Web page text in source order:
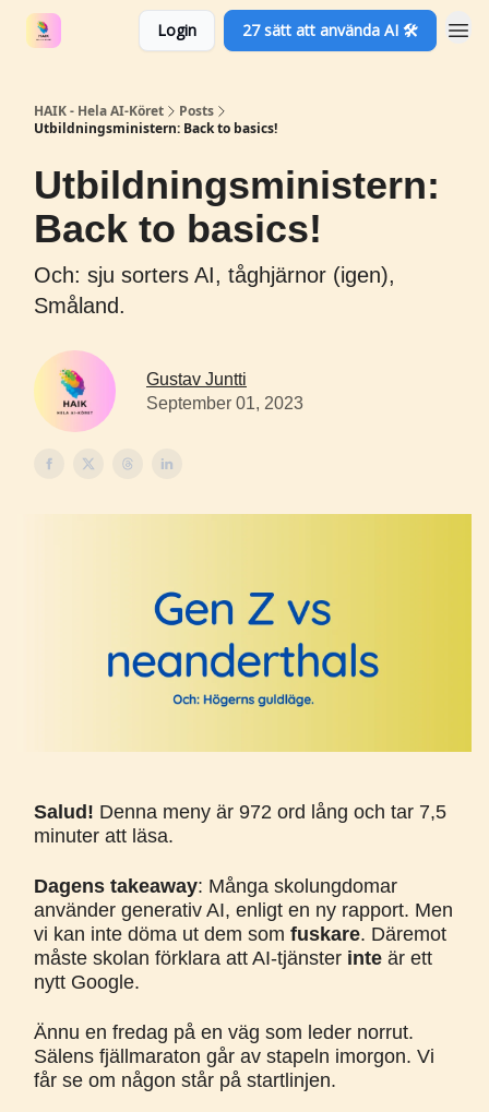
Login 27 sätt att använda AI 🛠️
HAIK - Hela AI-Köret
Posts
Utbildningsministern: Back to basics!
Utbildningsministern:
Back to basics!
Och: sju sorters AI, tåghjärnor (igen),
Småland.
Gustav Juntti
September 01, 2023
Salud! Denna meny är 972 ord lång och tar 7,5
minuter att läsa.
Dagens takeaway: Många skolungdomar
använder generativ AI, enligt en ny rapport. Men
vi kan inte döma ut dem som fuskare. Däremot
måste skolan förklara att AI-tjänster inte är ett
nytt Google.
Ännu en fredag på en väg som leder norrut.
Sälens fjällmaraton går av stapeln imorgon. Vi
får se om någon står på startlinjen.